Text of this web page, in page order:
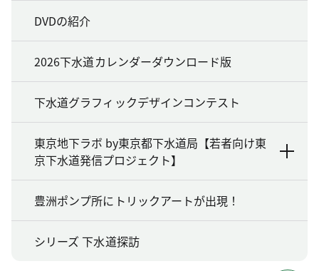
DVDの紹介
2026下水道カレンダーダウンロード版
下水道グラフィックデザインコンテスト
東京地下ラボ by東京都下水道局【若者向け東
京下水道発信プロジェクト】
豊洲ポンプ所にトリックアートが出現！
シリーズ 下水道探訪